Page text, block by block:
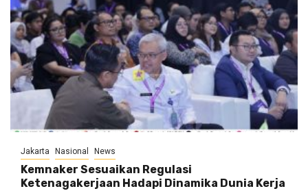
Jakarta Nasional News
Kemnaker Sesuaikan Regulasi
Ketenagakerjaan Hadapi Dinamika Dunia Kerja